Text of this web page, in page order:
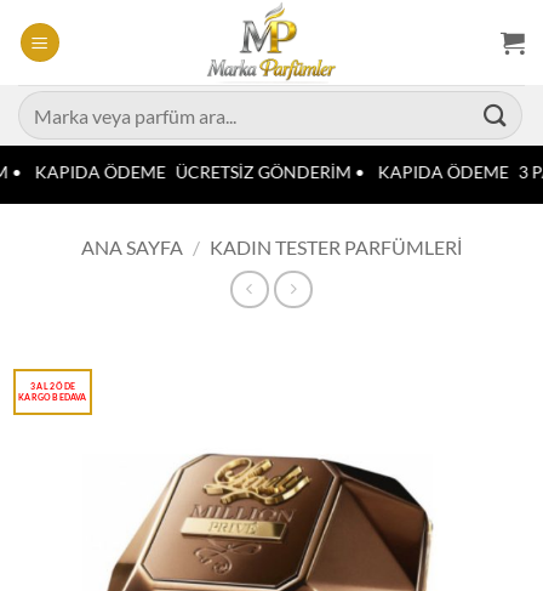
atla
Ara:
• KAPIDA ÖDEME ÜCRETSİZ GÖNDERİM • KAPIDA ÖDEME 3
ANA SAYFA / KADIN TESTER PARFÜMLERI